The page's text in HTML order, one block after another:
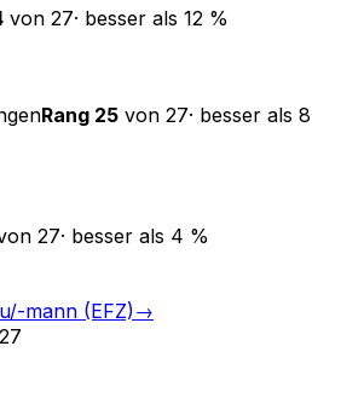
von 27· besser als 12 %
Rang 25 von 27· besser als 8
27· besser als 4 %
mann (EFZ)→
27